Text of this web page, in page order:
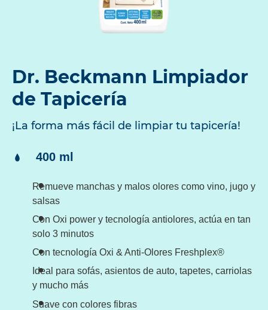
Dr. Beckmann Limpiador
de Tapicería
¡La forma más fácil de limpiar tu tapicería!
Contenido:
400 ml
Remueve manchas y malos olores como vino, jugo y
salsas
Con Oxi power y tecnología antiolores, actúa en tan
solo 3 minutos
Con tecnología Oxi & Anti-Olores Freshplex®
Ideal para sofás, asientos de auto, tapetes, carriolas
y mucho más
Suave con colores fibras